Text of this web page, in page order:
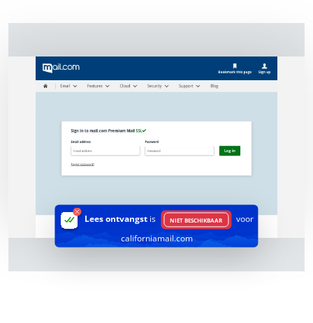
Lees ontvangst is NIET BESCHIKBAAR
voor
californiamail.com